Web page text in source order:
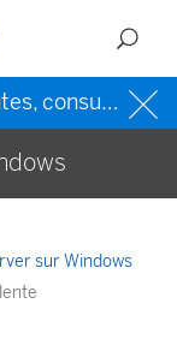
Pour les informations les plus récentes, consultez l’
sur Windows